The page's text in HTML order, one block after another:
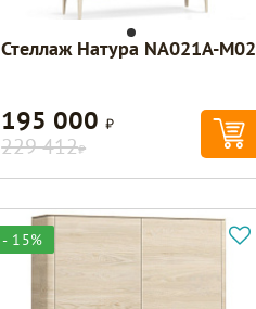
Стеллаж Натура NA021A-M02
195 000Р
229 412Р
- 15%